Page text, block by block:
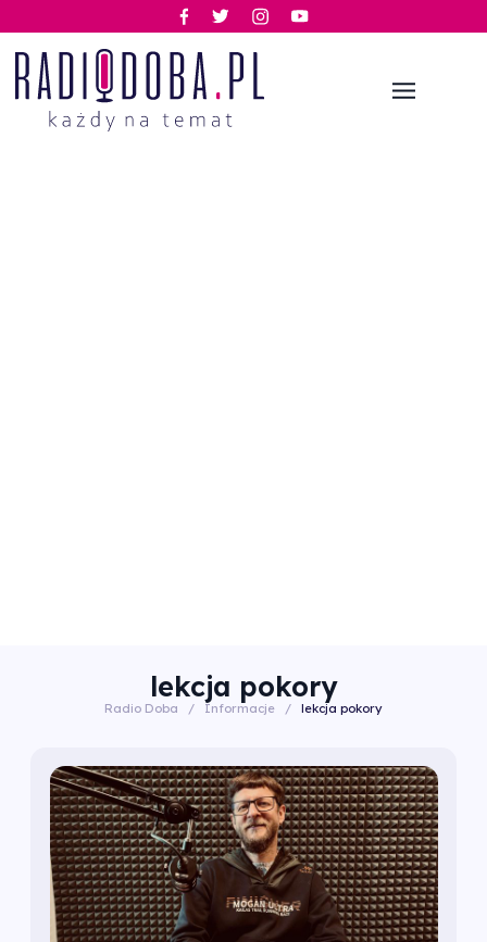
lekcja pokory
Radio Doba / Informacje / lekcja pokory